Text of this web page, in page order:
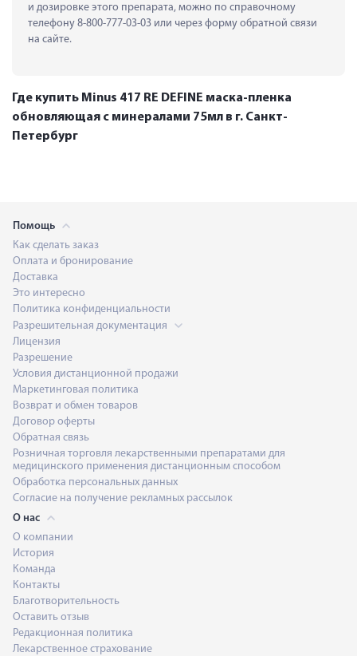
и дозировке этого препарата, можно по справочному
телефону 8-800-777-03-03 или через форму обратной связи
на сайте.
Где купить Minus 417 RE DEFINE маска-пленка
обновляющая с минералами 75мл в г. Санкт-
Петербург
Помощь
Как сделать заказ
Оплата и бронирование
Доставка
Это интересно
Политика конфиденциальности
Разрешительная документация
Лицензия
Разрешение
Условия дистанционной продажи
Маркетинговая политика
Возврат и обмен товаров
Договор оферты
Обратная связь
Розничная торговля лекарственными препаратами для
медицинского применения дистанционным способом
Обработка персональных данных
Согласие на получение рекламных рассылок
О нас
О компании
История
Команда
Контакты
Благотворительность
Оставить отзыв
Редакционная политика
Лекарственное страхование